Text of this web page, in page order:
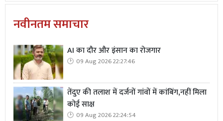
नवीनतम समाचार
AI का दौर और इंसान का रोजगार
09 Aug 2026 22:27:46
तेंदुए की तलाश में दर्जनों गांवों में कांबिंग,नहीं मिला
कोई साक्ष
09 Aug 2026 22:24:54